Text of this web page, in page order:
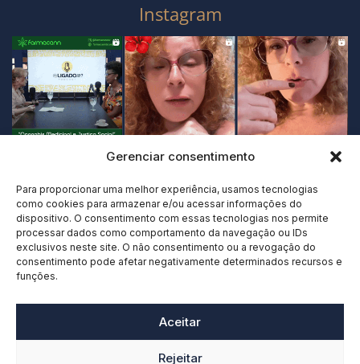
Gerenciar consentimento
Para proporcionar uma melhor experiência, usamos tecnologias
como cookies para armazenar e/ou acessar informações do
dispositivo. O consentimento com essas tecnologias nos permite
processar dados como comportamento da navegação ou IDs
exclusivos neste site. O não consentimento ou a revogação do
consentimento pode afetar negativamente determinados recursos e
funções.
Aceitar
Rejeitar
Instagram